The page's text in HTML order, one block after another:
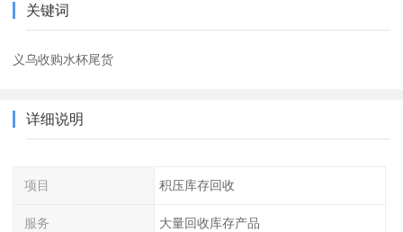
关键词
义乌收购水杯尾货
详细说明
项目 积压库存回收
服务 大量回收库存产品